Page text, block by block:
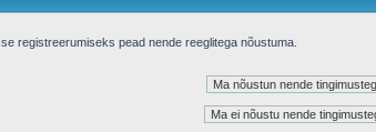
registreerumiseks pead nende reeglitega nõustuma.